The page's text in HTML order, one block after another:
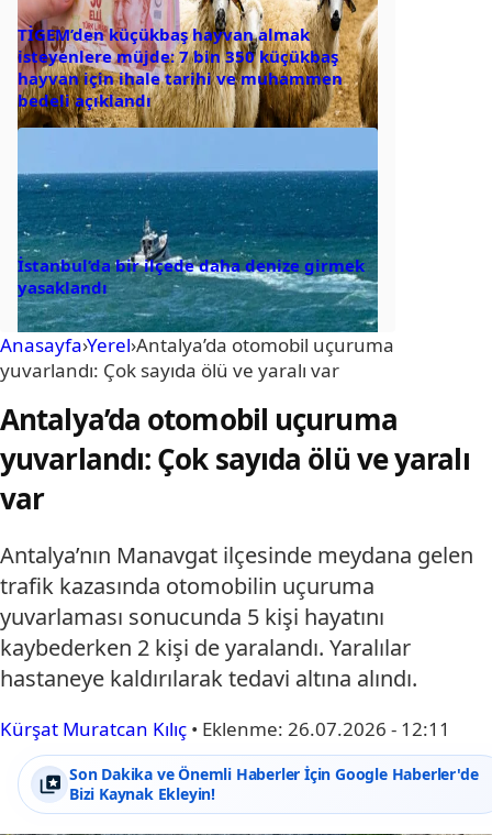
TİGEM’den küçükbaş hayvan almak
isteyenlere müjde: 7 bin 350 küçükbaş
hayvan için ihale tarihi ve muhammen
bedeli açıklandı
İstanbul’da bir ilçede daha denize girmek
yasaklandı
Anasayfa›Yerel›Antalya’da otomobil uçuruma
yuvarlandı: Çok sayıda ölü ve yaralı var
Antalya’da otomobil uçuruma
yuvarlandı: Çok sayıda ölü ve yaralı
var
Antalya’nın Manavgat ilçesinde meydana gelen
trafik kazasında otomobilin uçuruma
yuvarlaması sonucunda 5 kişi hayatını
kaybederken 2 kişi de yaralandı. Yaralılar
hastaneye kaldırılarak tedavi altına alındı.
Kürşat Muratcan Kılıç • Eklenme: 26.07.2026 - 12:11
Son Dakika ve Önemli Haberler İçin Google Haberler'de
Bizi Kaynak Ekleyin!